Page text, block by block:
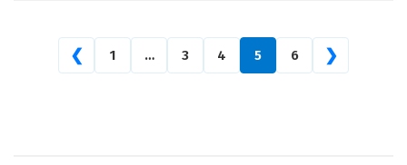
❮ 1 … 3 4 5 6 ❯